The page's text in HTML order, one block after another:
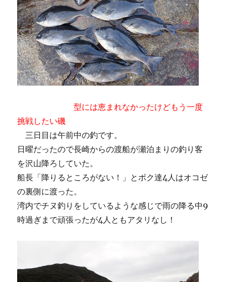
型には恵まれなかったけどもう一度
挑戦したい磯
三日目は午前中の釣です。
日曜だったので長崎からの渡船が瀬泊まりの釣り客
を沢山降ろしていた。
船長「降りるところがない！」とボク達4人はオコゼ
の裏側に渡った。
湾内でチヌ釣りをしているような感じで雨の降る中9
時過ぎまで頑張ったが4人ともアタリなし！